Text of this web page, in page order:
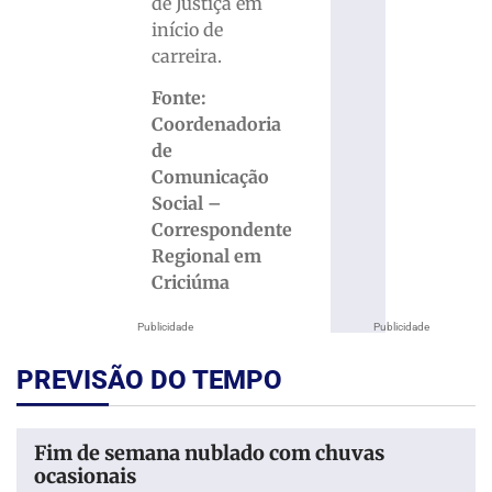
Publicidade
início de
carreira.
Fonte:
Coordenadoria
de
Comunicação
Social –
Correspondente
Regional em
Criciúma
Publicidade
PREVISÃO DO TEMPO
Fim de semana nublado com chuvas
ocasionais